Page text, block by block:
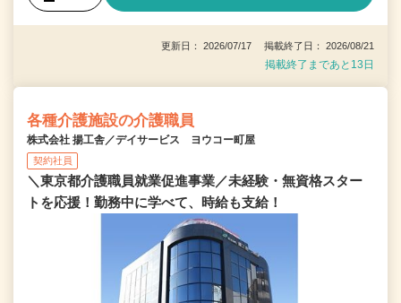
更新日： 2026/07/17 掲載終了日： 2026/08/21
掲載終了まであと13日
各種介護施設の介護職員
株式会社 揚工舎／デイサービス ヨウコー町屋
契約社員
＼東京都介護職員就業促進事業／未経験・無資格スター
トを応援！勤務中に学べて、時給も支給！